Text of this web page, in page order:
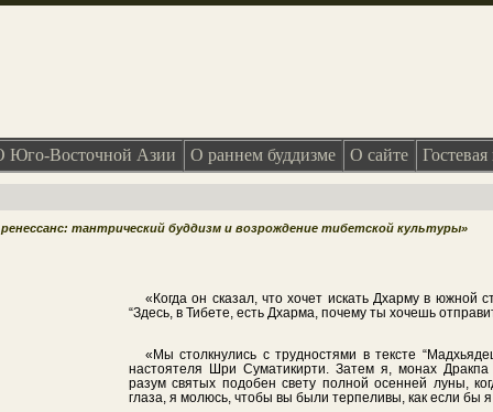
Юго-Восточной Азии О раннем буддизме О сайте Гостевая
тантрический буддизм и возрождение тибетской культуры»
«Когда он сказал, что хочет искать Дхарму в южной
“Здесь, в Тибете, есть Дхарма, почему ты хочешь
«Мы столкнулись с трудностями в тексте
настоятеля Шри Суматикирти. Затем я, монах
разум святых подобен свету полной осенней луны,
глаза, я молюсь, чтобы вы были терпеливы, как если